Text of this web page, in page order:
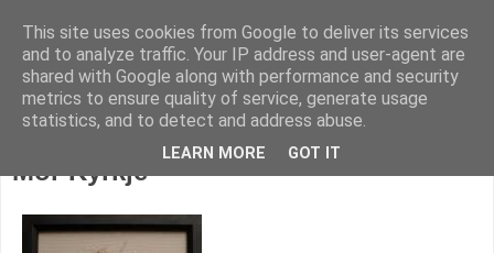
KARITANKAR
Mor Kyrkje
This site uses cookies from Google to deliver its services
and to analyze traffic. Your IP address and user-agent are
shared with Google along with performance and security
metrics to ensure quality of service, generate usage
statistics, and to detect and address abuse.
LEARN MORE GOT IT